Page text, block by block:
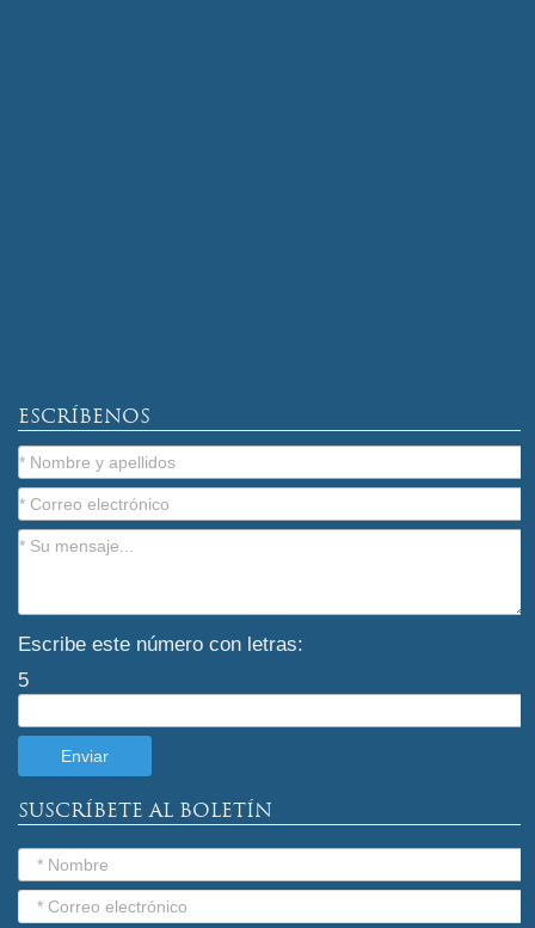
ESCRÍBENOS
Escribe este número con letras:
5
SUSCRÍBETE AL BOLETÍN